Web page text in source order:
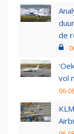
de
vol
06-